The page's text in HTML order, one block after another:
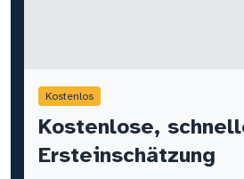
Kostenlos
Kostenlose,
Ersteinschätzung